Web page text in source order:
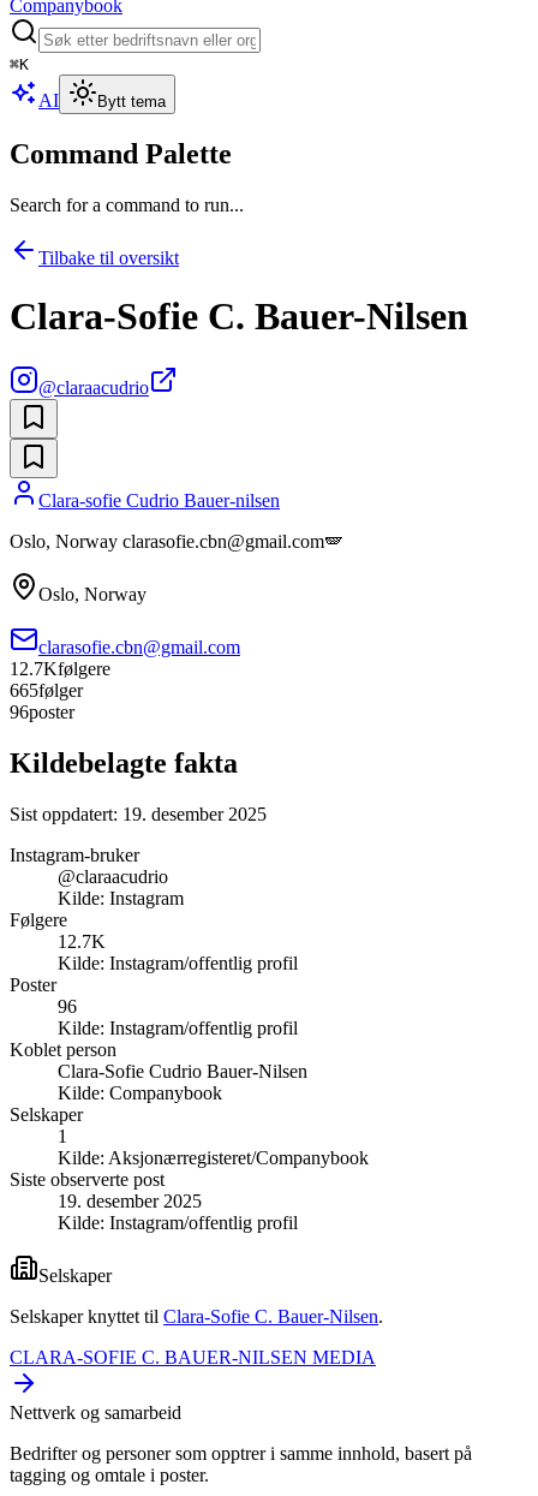
Companybook
⌘K
AI Bytt tema
Command Palette
Search for a command to run...
Tilbake til oversikt
Clara-Sofie C. Bauer-Nilsen
@claraacudrio
Clara-sofie Cudrio Bauer-nilsen
Oslo, Norway clarasofie.cbn@gmail.com🪽
Oslo, Norway
clarasofie.cbn@gmail.com
12.7Kfølgere
665følger
96poster
Kildebelagte fakta
Sist oppdatert: 19. desember 2025
Instagram-bruker
@claraacudrio
Kilde: Instagram
Følgere
12.7K
Kilde: Instagram/offentlig profil
Poster
96
Kilde: Instagram/offentlig profil
Koblet person
Clara-Sofie Cudrio Bauer-Nilsen
Kilde: Companybook
Selskaper
1
Kilde: Aksjonærregisteret/Companybook
Siste observerte post
19. desember 2025
Kilde: Instagram/offentlig profil
Selskaper
Selskaper knyttet til Clara-Sofie C. Bauer-Nilsen.
CLARA-SOFIE C. BAUER-NILSEN MEDIA
Nettverk og samarbeid
Bedrifter og personer som opptrer i samme innhold, basert på
tagging og omtale i poster.